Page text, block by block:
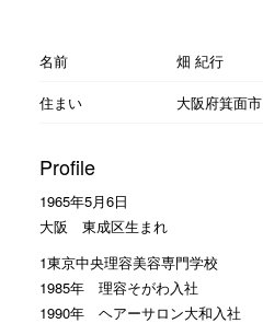
名前
畑 紀行
住まい
大阪府箕面市
Profile
1965年5月6日
大阪 東成区生まれ
1東京中央理容美容専門学校
1985年 理容そがわ入社
1990年 ヘアーサロン大和入社